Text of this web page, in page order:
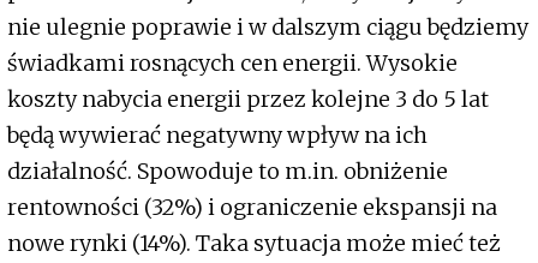
nie ulegnie poprawie i w dalszym ciągu będziemy
świadkami rosnących cen energii. Wysokie
koszty nabycia energii przez kolejne 3 do 5 lat
będą wywierać negatywny wpływ na ich
działalność. Spowoduje to m.in. obniżenie
rentowności (32%) i ograniczenie ekspansji na
nowe rynki (14%). Taka sytuacja może mieć też